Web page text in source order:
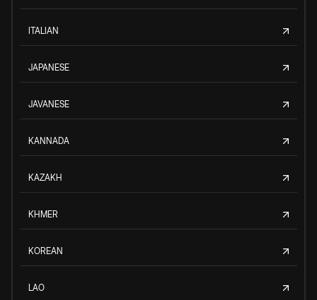
ITALIAN
JAPANESE
JAVANESE
KANNADA
KAZAKH
KHMER
KOREAN
LAO